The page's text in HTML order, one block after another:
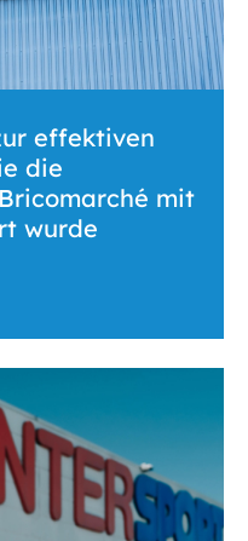
effektiven
die
mit
wurde